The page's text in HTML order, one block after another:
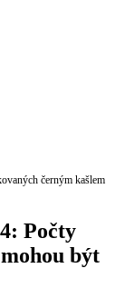
černým kašlem
Počty
být